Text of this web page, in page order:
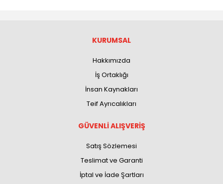
KURUMSAL
Hakkımızda
İş Ortaklığı
İnsan Kaynakları
Teif Ayrıcalıkları
GÜVENLİ ALIŞVERİŞ
Satış Sözlemesi
Teslimat ve Garanti
İptal ve İade Şartları